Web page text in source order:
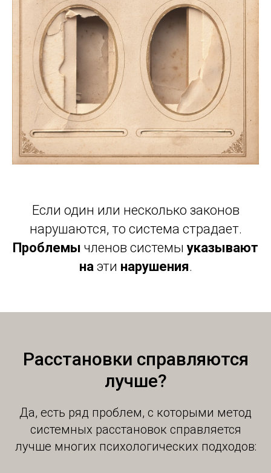
Если один или несколько законов
нарушаются, то система страдает.
Проблемы членов системыуказывают
наэти нарушения.
Расстановки справляются
лучше?
Да, есть ряд проблем, с которыми метод
системных расстановок справляется
лучше многих психологических подходов: